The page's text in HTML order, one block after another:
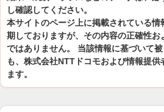
し確認してください。
本サイトのページ上に掲載されている
期しておりますが、その内容の正確性
ではありません。 当該情報に基づいて
も、株式会社NTTドコモおよび情報提
ます。